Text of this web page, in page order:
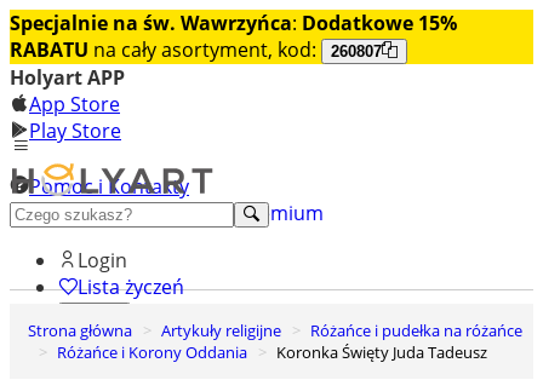
Specjalnie na św. Wawrzyńca: Dodatkowe 15%
RABATU na cały asortyment, kod: 260807
Holyart APP
App Store
Play Store
Pomoc i Kontakty
+48 222 922 860
Odkryj premium
Login
Lista życzeń
0
Koszyk
Strona główna Artykuły religijne
Różańce i pudełka na różańce
Różańce i Korony Oddania
Koronka Święty Juda Tadeusz